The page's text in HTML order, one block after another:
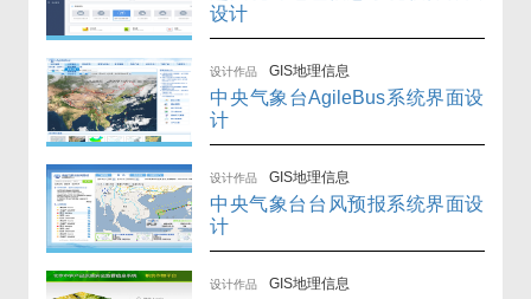
设计
设计作品 GIS地理信息
中央气象台AgileBus系统界面设
计
设计作品 GIS地理信息
中央气象台台风预报系统界面设
计
设计作品 GIS地理信息